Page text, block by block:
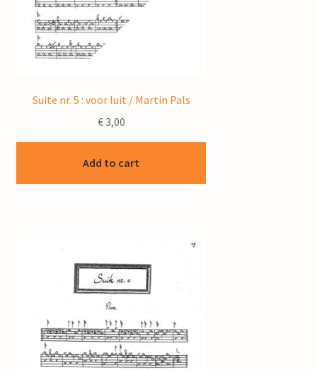
Suite nr. 5 : voor luit / Martin Pals
€3,00
Add to cart